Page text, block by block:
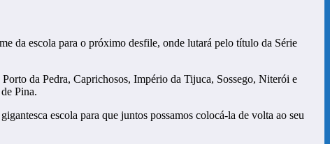
da escola para o próximo desfile, onde lutará pelo título da Série
da Pedra, Caprichosos, Império da Tijuca, Sossego, Niterói e
Pina.
escola para que juntos possamos colocá-la de volta ao seu